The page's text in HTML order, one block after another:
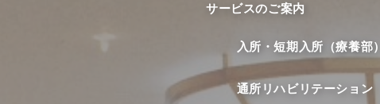
サービスのご案内
入所・短期入所（療養部）
通所リハビリテーション